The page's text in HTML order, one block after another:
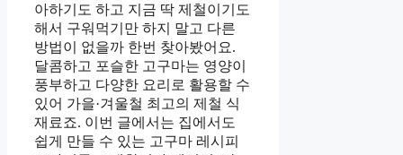
아하기도 하고 지금 딱 제철이기도
해서 구워먹기만 하지 말고 다른
방법이 없을까 한번 찾아봤어요.
달콤하고 포슬한 고구마는 영양이
풍부하고 다양한 요리로 활용할 수
있어 가을·겨울철 최고의 제철 식
재료죠. 이번 글에서는 집에서도
쉽게 만들 수 있는 고구마 레시피